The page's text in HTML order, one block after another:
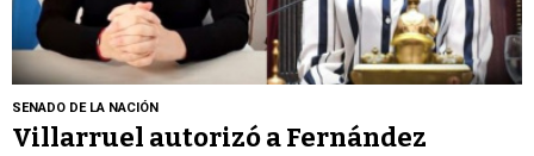
SENADO DE LA NACIÓN
Villarruel autorizó a Fernández